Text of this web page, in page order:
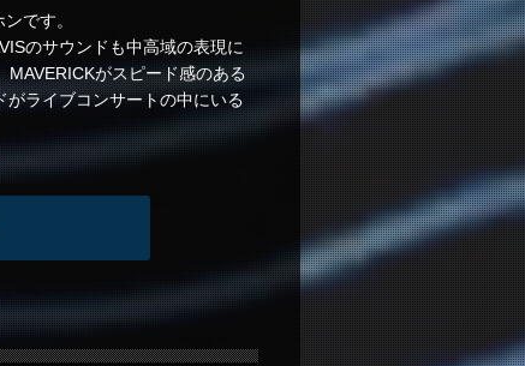
です。
のサウンドも中高域の表現に
がスピード感のある
ライブコンサートの中にいる